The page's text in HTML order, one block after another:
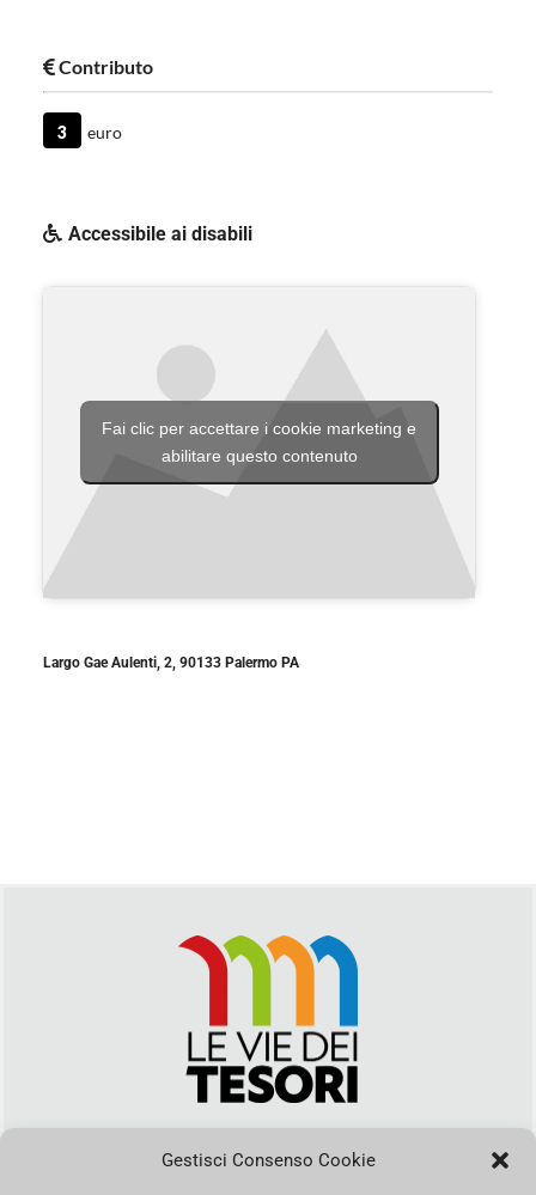
Gestisci Consenso Cookie
Contributo
3 euro
Accessibile ai disabili
Fai clic per accettare i cookie marketing e
abilitare questo contenuto
Largo Gae Aulenti, 2, 90133 Palermo PA
info@leviedeitesori.it